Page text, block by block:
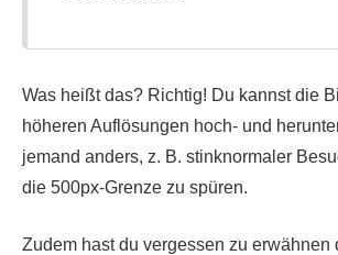
Was heißt das? Richtig! Du kannst die
höheren Auflösungen hoch- und
jemand anders, z. B. stinknormaler
die 500px-Grenze zu spüren.
Zudem hast du vergessen zu erwähnen